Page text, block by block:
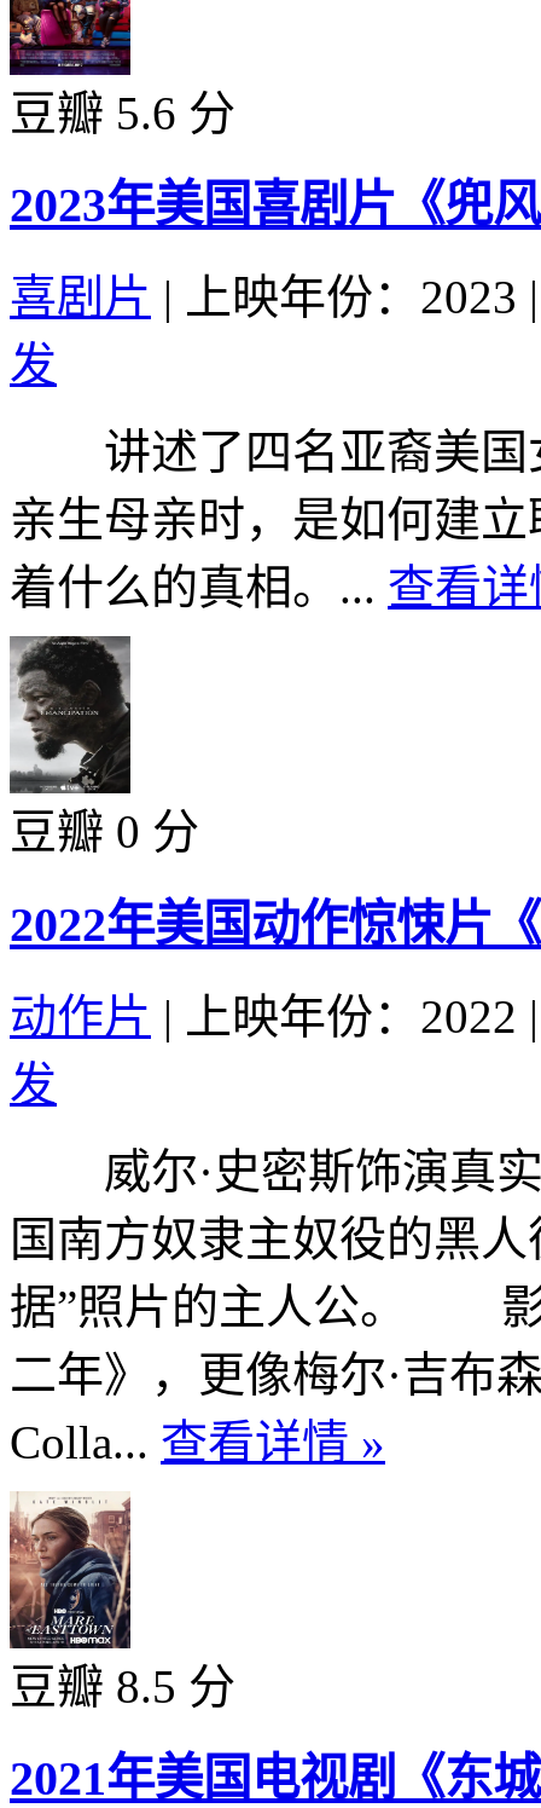
豆瓣 5.6 分
2023年美国喜剧片《兜
喜剧片 | 上映年份：2023 |
发
讲述了四名亚裔美国
亲生母亲时，是如何建
着什么的真相。... 查看详
豆瓣 0 分
2022年美国动作惊悚片
动作片 | 上映年份：2022 |
发
威尔·史密斯饰演真实
国南方奴隶主奴役的黑
据”照片的主人公。 影
二年》，更像梅尔·吉布
Colla... 查看详情 »
豆瓣 8.5 分
2021年美国电视剧《东